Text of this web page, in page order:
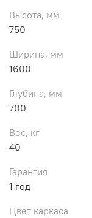
Высота, мм
750
Ширина, мм
1600
Глубина, мм
700
Вес, кг
40
Гарантия
1 год
Цвет каркаса